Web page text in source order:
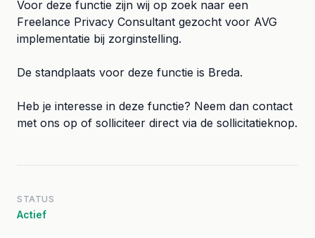
Voor deze functie zijn wij op zoek naar een
Freelance Privacy Consultant gezocht voor AVG
implementatie bij zorginstelling.
De standplaats voor deze functie is Breda.
Heb je interesse in deze functie? Neem dan contact
met ons op of solliciteer direct via de sollicitatieknop.
STATUS
Actief